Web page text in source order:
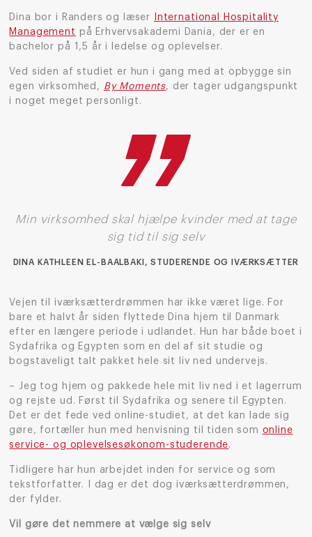
Dina bor i Randers og læser
International Hospitality
Management på Erhvervsakademi Dania, der er en
bachelor på 1,5 år i ledelse og oplevelser.
Ved siden af studiet er hun i gang med at opbygge sin
egen virksomhed, By Moments, der tager udgangspunkt
i noget meget personligt.
Min virksomhed skal hjælpe kvinder med at tage
sig tid til sig selv
DINA KATHLEEN EL-BAALBAKI, STUDERENDE OG IVÆRKSÆTTER
Vejen til iværksætterdrømmen har ikke været lige. For
bare et halvt år siden flyttede Dina hjem til Danmark
efter en længere periode i udlandet. Hun har både boet i
Sydafrika og Egypten som en del af sit studie og
bogstaveligt talt pakket hele sit liv ned undervejs.
– Jeg tog hjem og pakkede hele mit liv ned i et lagerrum
og rejste ud. Først til Sydafrika og senere til Egypten.
Det er det fede ved online-studiet, at det kan lade sig
gøre, fortæller hun med henvisning til tiden som online
service- og oplevelsesøkonom-studerende.
Tidligere har hun arbejdet inden for service og som
tekstforfatter. I dag er det dog iværksætterdrømmen,
der fylder.
Vil gøre det nemmere at vælge sig selv